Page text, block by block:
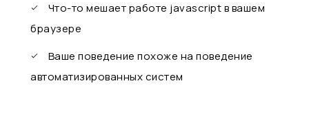
Что-то мешает работе javascript в вашем
браузере
Ваше поведение похоже на поведение
автоматизированных систем